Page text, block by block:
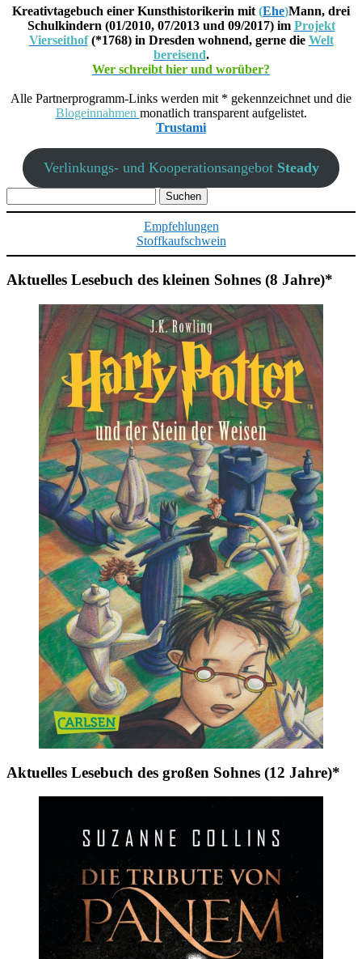
Kreativtagebuch einer Kunsthistorikerin mit (Ehe)Mann, drei
Schulkindern (01/2010, 07/2013 und 09/2017) im Projekt
Vierseithof(*1768) in Dresden wohnend, gerne die Welt
bereisend.
Wer schreibt hier und worüber?
Alle Partnerprogramm-Links werden mit * gekennzeichnet und die
Blogeinnahmen monatlich transparent aufgelistet.
Trustami
Verlinkungs- und Kooperationsangebot Steady
nach:
Empfehlungen
Stoffkaufschwein
Aktuelles Lesebuch des kleinen Sohnes (8 Jahre)*
Aktuelles Lesebuch des großen Sohnes (12 Jahre)*